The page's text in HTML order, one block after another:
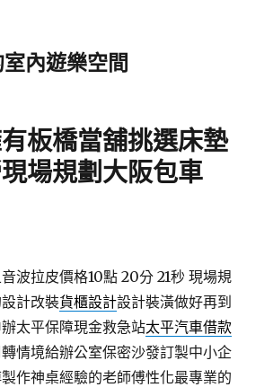
內遊樂空間
板橋當舖挑選床墊
場規劃大阪包車
波拉皮價格10點 20分 21秒 現場規
計改裝貨櫃設計設計裝潢做好再到
太平保障現金救急站太平汽車借款
情境給辦公室保密沙發訂製中小企
作神桌經驗的老師傅性化最專業的